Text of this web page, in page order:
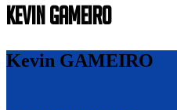
Kevin GAMEIRO
Kevin GAMEIRO